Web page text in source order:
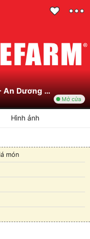
Homefarm - Thực Phẩm Cao Cấp - An Dương Vương
Mở cửa
Hình ảnh
món